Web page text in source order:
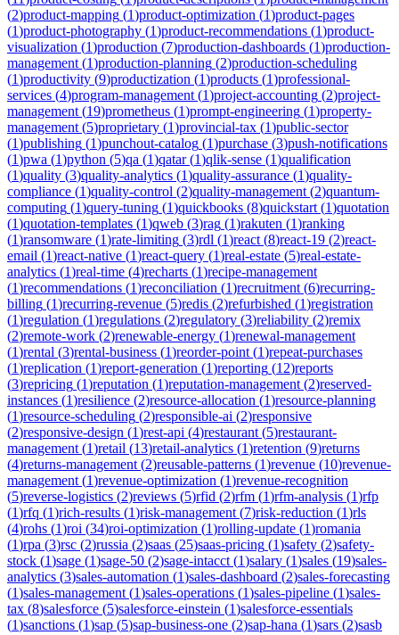
(2)product-mapping (1)product-optimization (1)product-pages
(1)product-photography (1)product-recommendations (1)product-
visualization (1)production (7)production-dashboards (1)production-
management (1)production-planning (2)production-scheduling
(1)productivity (9)productization (1)products (1)professional-
services (4)program-management (1)project-accounting (2)project-
management (19)prometheus (1)prompt-engineering (1)property-
management (5)proprietary (1)provincial-tax (1)public-sector
(1)publishing (1)punchout-catalog (1)purchase (3)push-notifications
(1)pwa (1)python (5)qa (1)qatar(1)qlik-sense (1)qualification
(1)quality (3)quality-analytics (1)quality-assurance (1)quality-
compliance (1)quality-control (2)quality-management (2)quantum-
computing (1)query-tuning (1)quickbooks (8)quickstart (1)quotation
(1)quotation-templates (1)qweb (3)rag (1)rakuten (1)ranking
(1)ransomware (1)rate-limiting (3)rdl (1)react (8)react-19 (2)react-
email (1)react-native (1)react-query (1)real-estate (5)real-estate-
analytics (1)real-time (4)recharts (1)recipe-management
(1)recommendations (1)reconciliation (1)recruitment (6)recurring-
billing (1)recurring-revenue (5)redis (2)refurbished (1)registration
(1)regulation (1)regulations (2)regulatory (3)reliability (2)remix
(2)remote-work (2)renewable-energy (1)renewal-management
(1)rental (3)rental-business (1)reorder-point (1)repeat-purchases
(1)replication (1)report-generation (1)reporting (12)reports
(3)repricing (1)reputation (1)reputation-management (2)reserved-
instances (1)resilience (2)resource-allocation (1)resource-planning
(1)resource-scheduling (2)responsible-ai (2)responsive
(2)responsive-design (1)rest-api (4)restaurant (5)restaurant-
management (1)retail (13)retail-analytics (1)retention (9)returns
(4)returns-management (2)reusable-patterns (1)revenue (10)revenue-
management (1)revenue-optimization (1)revenue-recognition
(5)reverse-logistics (2)reviews (5)rfid (2)rfm (1)rfm-analysis (1)rfp
(1)rfq (1)rich-results (1)risk-management (7)risk-reduction (1)rls
(4)rohs (1)roi (34)roi-optimization (1)rolling-update (1)romania
(1)rpa (3)rsc (2)russia (2)saas (25)saas-pricing (1)safety (2)safety-
stock (1)sage (1)sage-50 (2)sage-intacct (1)salary (1)sales (19)sales-
analytics (3)sales-automation (1)sales-dashboard (2)sales-forecasting
(1)sales-management (1)sales-operations (1)sales-pipeline (1)sales-
tax (8)salesforce (5)salesforce-einstein (1)salesforce-essentials
(1)sanctions (1)sap (5)sap-business-one (2)sap-hana (1)sars (2)sasb